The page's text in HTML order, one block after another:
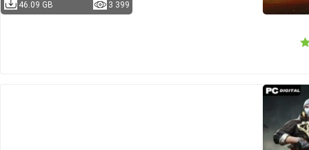
46.09 GB 3 399